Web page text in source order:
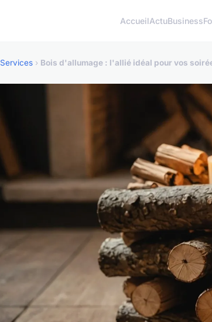
AccueilActuBusiness
Services › Bois d'allumage : l'allié idéal pour vos